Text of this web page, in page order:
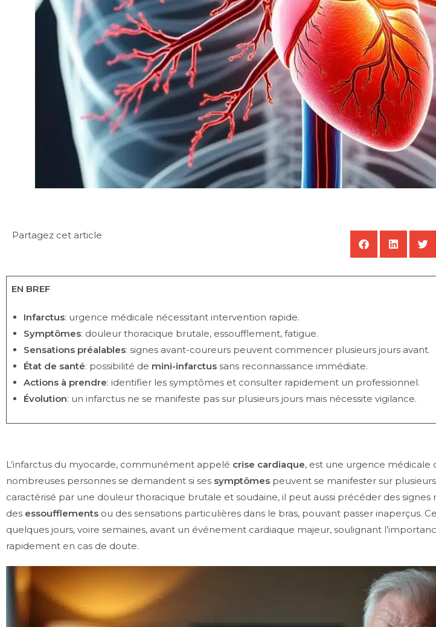
Partagez cet article
EN BREF
Infarctus: urgence médicale nécessitant intervention rapide.
Symptômes: douleur thoracique brutale, essoufflement, fatigue.
Sensations préalables: signes avant-coureurs peuvent commencer plusieurs jours avant.
État de santé: possibilité de mini-infarctussans reconnaissance immédiate.
Actions à prendre: identifier les symptômes et consulter rapidement un professionnel.
Évolution: un infarctus ne se manifeste pas sur plusieurs jours mais nécessite vigilance.
L’infarctus du myocarde, communément appelé crise cardiaque, est une urgence médicale
nombreuses personnes se demandent si ses symptômes peuvent se manifester sur
caractérisé par une douleur thoracique brutale et soudaine, il peut aussi précéder des
des essoufflements ou des sensations particulières dans le bras, pouvant passer inaperçus.
quelques jours, voire semaines, avant un événement cardiaque majeur, soulignant
rapidement en cas de doute.